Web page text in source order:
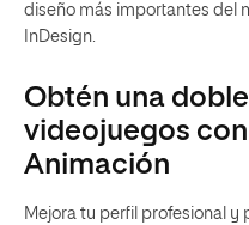
diseño más importantes del
InDesign.
Obtén una
videojuegos
Animación
Mejora tu perfil profesional y